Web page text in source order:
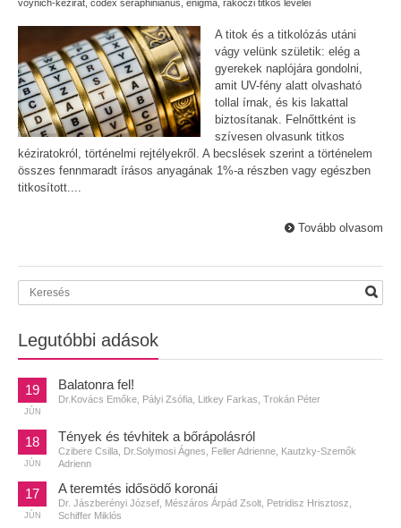
voynich-kézirat codex seraphinianus enigma rákóczi titkos levelei
A titok és a titkolózás utáni
vágy velünk születik: elég a
gyerekek naplójára gondolni,
amit UV-fény alatt olvasható
tollal írnak, és kis lakattal
biztosítanak. Felnőttként is
szívesen olvasunk titkos
kéziratokról, történelmi rejtélyekről. A becslések szerint a történelem
összes fennmaradt írásos anyagának 1%-a részben vagy egészben
titkosított....
Tovább olvasom
Legutóbbi adások
19
JÚN
Balatonra fel!
Dr.Kovács Emőke, Pályi Zsófia, Litkey Farkas, Trokán Péter
18
JÚN
Tények és tévhitek a bőrápolásról
Czibere Csilla, Dr.Solymosi Ágnes, Feller Adrienne, Kautzky-Szemők
Adrienn
17
JÚN
A teremtés idősödő koronái
Dr. Jászberényi József, Mészáros Árpád Zsolt, Petridisz Hrisztosz,
Schiffer Miklós